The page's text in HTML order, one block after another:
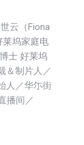
云（Fiona
莱坞家庭电
士 好莱坞
＆制片人／
人／华尓街
播间／